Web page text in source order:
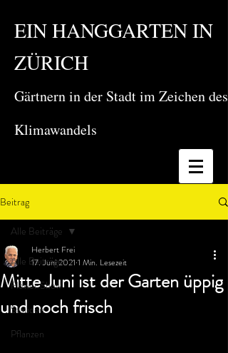
EIN HANGGARTEN IN
ZÜRICH
Gärtnern in der Stadt im Zeichen des
Klimawandels
Beitrag
Alle Beiträge
Flower Show
Stauden
Pflanzen
Alle Beiträge
Mitte Juni ist der Garten üppig
und noch frisch
Herbert Frei
17. Juni 2021 1 Min. Lesezeit